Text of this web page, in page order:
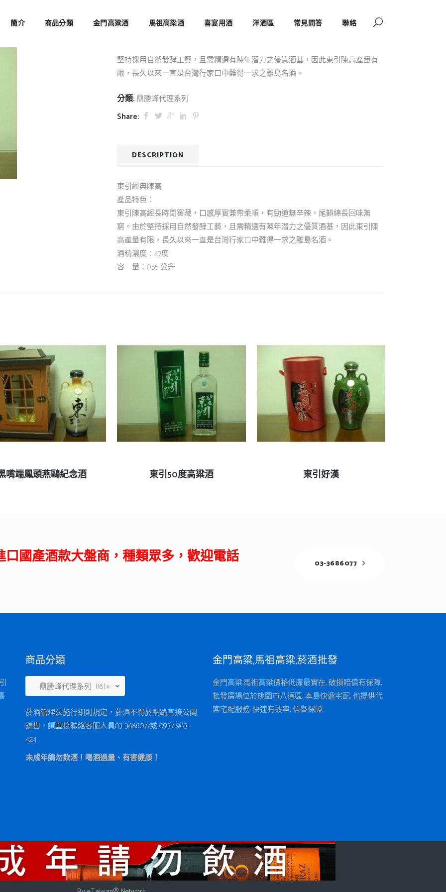
簡介 商品分類 金門高粱酒 馬祖高梁酒 喜宴用酒 洋酒區 常見問答 聯絡
東引經典陳高
堅持採用自然發酵工藝，且需精選有陳年潛力之優質酒基，因此東引陳高產量有
限，長久以來一直是台灣行家口中難得一求之離島名酒。
分類:鼎勝峰代理系列
Share:
DESCRIPTION
東引經典陳高
產品特色：
東引陳高經長時間窖藏，口感厚實兼帶柔順，有勁道無辛辣，尾韻綿長回味無
窮。由於堅持採用自然發酵工藝，且需精選有陳年潛力之優質酒基，因此東引陳
高產量有限，長久以來一直是台灣行家口中難得一求之離島名酒。
酒精濃度：47度
容 量：0.55 公升
查看內容
嘴端鳳頭燕鷗紀念酒 查看內容
東引50度高粱酒 查看內容
東引好漢
國產酒款大盤商，種類眾多，歡迎電話 03-3686077
商品分類
×
鼎勝峰代理系列 (16)
菸酒管理法施行細則規定，菸酒不得於網路直接公開
銷售，請直接聯絡客服人員03-3686077或 0937-963-
424
未成年請勿飲酒！喝酒過量、有害健康！
金門高粱,馬祖高粱,菸酒批發
金門高粱,馬祖高粱價格低廉最實在, 破損賠償有保障,
批發廣場位於桃園市八德區, 本島快遞宅配, 也提供代
客宅配服務. 快速有效率, 信譽保證.